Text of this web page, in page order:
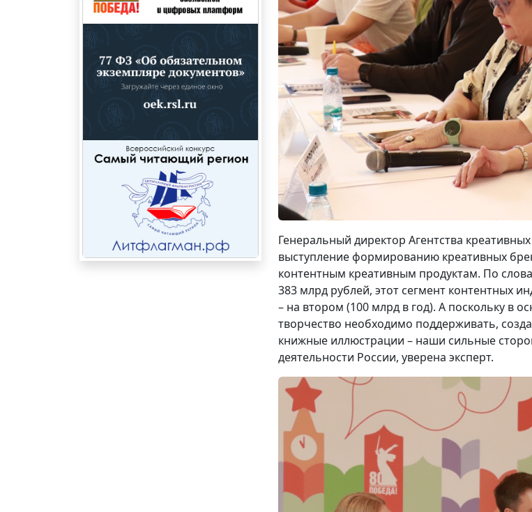
Генеральный директор Агентства
выступление формированию креативных
контентным креативным продуктам. По
383 млрд рублей, этот сегмент контентных
– на втором (100 млрд в год). А поскольку в
творчество необходимо поддерживать,
книжные иллюстрации – наши сильные
деятельности России, уверена эксперт.